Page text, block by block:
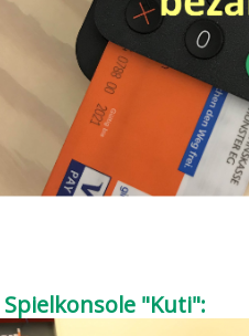
"Kuti":